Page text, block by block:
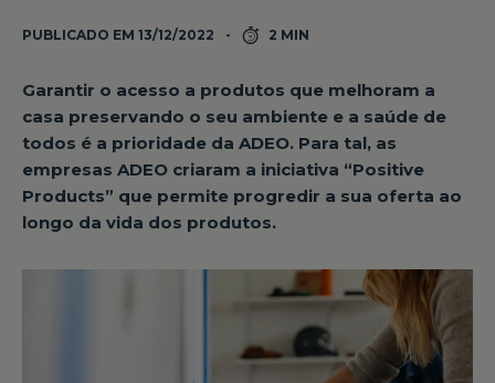
PUBLICADO EM 13/12/2022 2 MIN
Garantir o acesso a produtos que melhoram a
casa preservando o seu ambiente e a saúde de
todos é a prioridade da ADEO. Para tal, as
empresas ADEO criaram a iniciativa “Positive
Products” que permite progredir a sua oferta ao
longo da vida dos produtos.